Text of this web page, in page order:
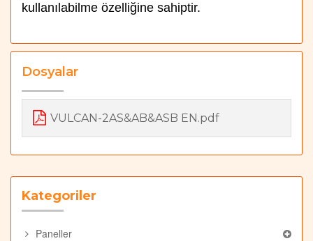
Kategoriler
Paneller
kullanılabilme özelliğine sahiptir.
Dosyalar
VULCAN-2AS&AB&ASB EN.pdf